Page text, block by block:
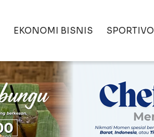
EKONOMI BISNIS SPORTIVO